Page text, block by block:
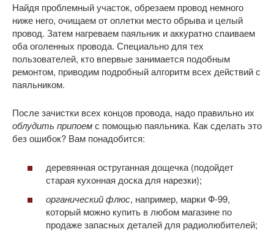
Найдя проблемный участок, обрезаем провод немного
ниже него, очищаем от оплетки место обрыва и целый
провод. Затем нагреваем паяльник и аккуратно спаиваем
оба оголенных провода. Специально для тех
пользователей, кто впервые занимается подобным
ремонтом, приводим подробный алгоритм всех действий с
паяльником.
После зачистки всех концов провода, надо правильно их
облудить припоемс помощью паяльника. Как сделать это
без ошибок? Вам понадобится:
деревянная оструганная дощечка (подойдет
старая кухонная доска для нарезки);
органический флюс, например, марки Ф-99,
который можно купить в любом магазине по
продаже запасных деталей для радиолюбителей;